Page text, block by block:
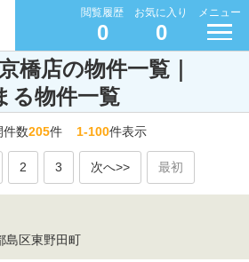
閲覧履歴
0
お気に入り
0
メニュー
橋店の物件一覧｜
る物件一覧
件数205件1-100件表示
2 3 次へ>> 最初
島区東野田町